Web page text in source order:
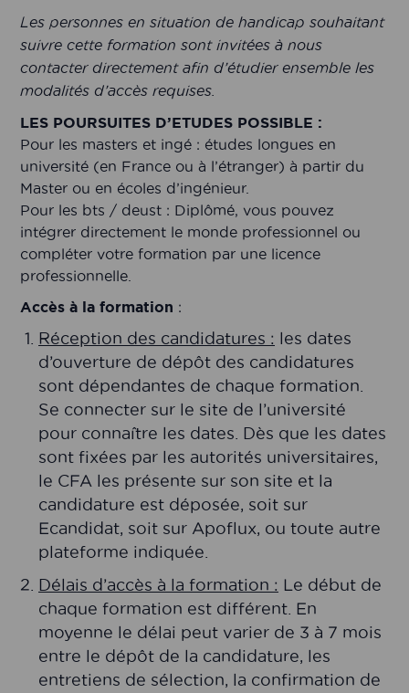
Les personnes en situation de handicap souhaitant
suivre cette formation sont invitées à nous
contacter directement afin d’étudier ensemble les
modalités d’accès requises.
LES POURSUITES D’ETUDES POSSIBLE :
Pour les masters et ingé : études longues en
université (en France ou à l’étranger) à partir du
Master ou en écoles d’ingénieur.
Pour les bts / deust : Diplômé, vous pouvez
intégrer directement le monde professionnel ou
compléter votre formation par une licence
professionnelle.
Accès à la formation :
Réception des candidatures : les dates
d’ouverture de dépôt des candidatures
sont dépendantes de chaque formation.
Se connecter sur le site de l’université
pour connaître les dates. Dès que les dates
sont fixées par les autorités universitaires,
le CFA les présente sur son site et la
candidature est déposée, soit sur
Ecandidat, soit sur Apoflux, ou toute autre
plateforme indiquée.
Délais d’accès à la formation : Le début de
chaque formation est différent. En
moyenne le délai peut varier de 3 à 7 mois
entre le dépôt de la candidature, les
entretiens de sélection, la confirmation de